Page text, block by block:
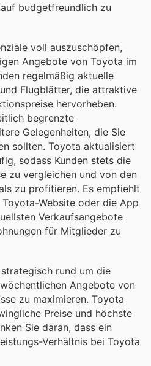
budgetfreundlich zu
voll auszuschöpfen,
Angebote von Toyota im
regelmäßig aktuelle
Flugblätter, die attraktive
hervorheben.
begrenzte
Gelegenheiten, die Sie
sollten. Toyota aktualisiert
sodass Kunden stets die
zu vergleichen und von den
zu profitieren. Es empfiehlt
Website oder die App
Verkaufsangebote
für Mitglieder zu
rund um die
Angebote von
zu maximieren. Toyota
Preise und höchste
Sie daran, dass ein
Verhältnis bei Toyota